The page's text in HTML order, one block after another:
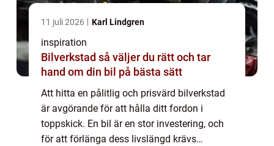
11 juli 2026 Karl Lindgren
inspiration
Bilverkstad så väljer du rätt och tar
hand om din bil på bästa sätt
Att hitta en pålitlig och prisvärd bilverkstad
är avgörande för att hålla ditt fordon i
toppskick. En bil är en stor investering, och
för att förlänga dess livslängd krävs